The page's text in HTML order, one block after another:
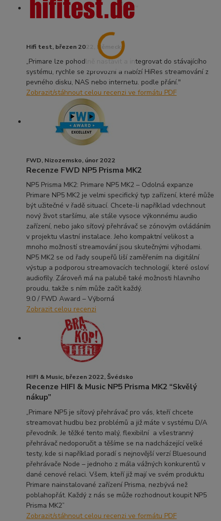
Hifi test, březen 2022, Německo
„Primare lze pohodlně nastavit a integrovat do stávajícího
systému, rychle se zprovozní a nabízí HiRes streamování z
pevného disku, NAS nebo internetu. podle přání."
Zobrazit/stáhnout celou recenzi ve formátu PDF
FWD, Nizozemsko, únor 2022
Recenze FWD NP5 Prisma MK2
NP5 Prisma MK2: Primare NP5 MK2 – Odolná expanze
Primare NP5 MK2 je velmi specifický typ zařízení, které může
být užitečné v řadě situací. Chcete-li například vdechnout
nový život staršímu, ale stále vysoce výkonnému audio
zařízení, nebo jako síťový přehrávač se zónovým ovládáním
v projektu vlastní instalace. Jeho kompaktní velikost a
mnoho možností streamování jsou skutečnými výhodami.
NP5 MK2 se od řady soupeřů liší zaměřením na digitální
výstup a podporou streamovacích technologií, které osloví
audiofily. Zároveň má na palubě také možnosti hlavního
proudu, takže s ním může začít každý.
9.0 / FWD Award – Výborná
Zobrazit celou recenzi
HIFI & Music, březen 2022, Švédsko
Recenze HIFI & Music NP5 Prisma MK2 “Skvělý
nákup”
„Primare NP5 je síťový přehrávač pro vás, kteří chcete
streamovat hudbu bez problémů a již máte v systému D/A
převodník. Je těžké tento malý, flexibilní a všestranný
přehrávač nedoporučit a těšíme se na nadcházející velké
testy, kde si například poradí s nejnovější verzí Bluesound
přehrávače Node – jednoho z mála vážných konkurentů v
dané cenové relaci. Všem, kteří již mají ve svém produktu
Primare nainstalované zařízení Prisma, nezbývá než
poblahopřát. Každý z nás se může rozhodnout koupit NP5
Prisma MK2”
Zobrazit/stáhnout celou recenzi ve formátu PDF